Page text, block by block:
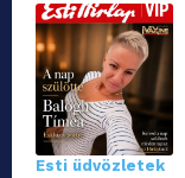
Esti üdvözletek